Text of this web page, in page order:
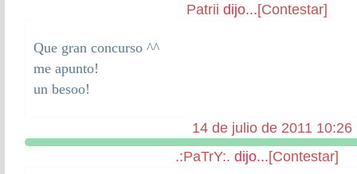
Patrii dijo...[Contestar]
Que gran concurso ^^
me apunto!
un besoo!
14 de julio de 2011 10:26
.:PaTrY:. dijo...[Contestar]